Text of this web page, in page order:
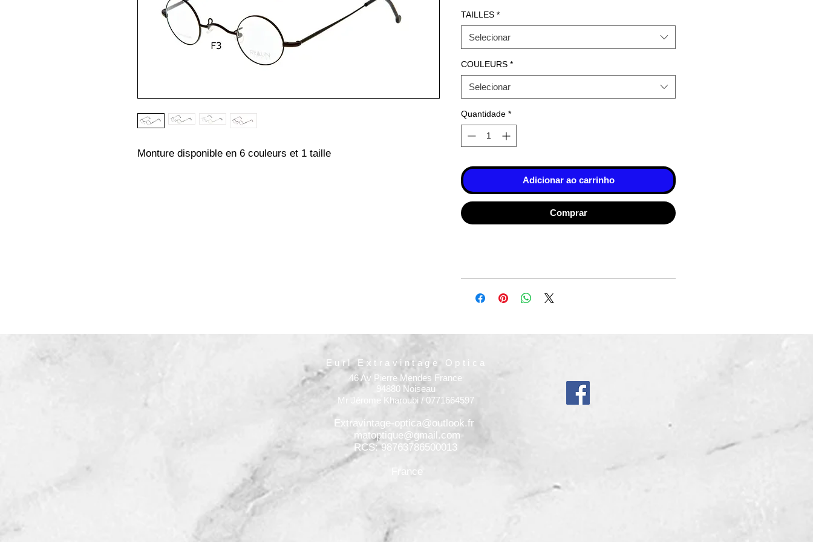
Monture disponible en 6 couleurs et 1 taille
TAILLES *
Selecionar
COULEURS *
Selecionar
Quantidade *
Adicionar ao carrinho
Comprar
Eurl Extravintage Optica
46 Av Pierre Mendes France
94880 Noiseau
Mr Jérome Kharoubi / 0771664597
Extravintage-optica@outlook.fr
matoptique@gmail.com
RCS: 98763786500013
France